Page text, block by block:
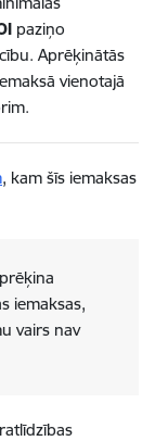
paziņo
Aprēķinātās
vienotajā
, kam šīs iemaksas
iemaksas,
vairs nav